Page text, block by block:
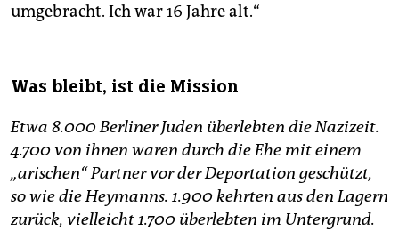
umgebracht. Ich war 16 Jahre alt.“
Was bleibt, ist die Mission
Etwa 8.000 Berliner Juden überlebten die Nazizeit.
4.700 von ihnen waren durch die Ehe mit einem
„arischen“ Partner vor der Deportation geschützt,
so wie die Heymanns. 1.900 kehrten aus den Lagern
zurück, vielleicht 1.700 überlebten im Untergrund.